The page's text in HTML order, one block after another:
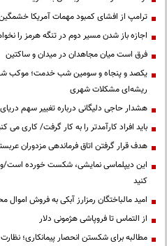
ترامپ از افشای کمبود مهمات آمریکا
اجازه باز شدن مسیر دوم در تنگه هرمز را
فرق است میان مجاهدان در میدان و ساکتین
یکصد و پنجاه و سومین شب خدمت؛ موکب
ریشه‌ای مشکلات شهری
هشدار حاجی دلیگانی درباره تغییر سهم
باید افراد کارآمدتر را به کار گرفت/ کاری
هدف قرار گرفتن اتاق‌ فرماندهی مزدوران
این دیپلماسی نمایشی، شکست خورده است/
کنید
امید مالباختگان رمزارز آبکی به فروش اموال
از التماس تا فروپاشی هژمونی دلار
مطالبه برای شکستن انحصار پیمانکاری؛ نظارت